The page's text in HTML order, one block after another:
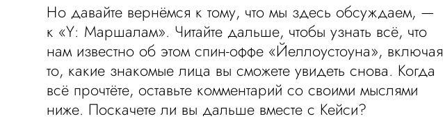
Но давайте вернёмся к тому, что мы здесь обсуждаем, —
к «Y: Маршалам». Читайте дальше, чтобы узнать всё, что
нам известно об этом спин-оффе «Йеллоустоуна», включая
то, какие знакомые лица вы сможете увидеть снова. Когда
всё прочтёте, оставьте комментарий со своими мыслями
ниже. Поскачете ли вы дальше вместе с Кейси?